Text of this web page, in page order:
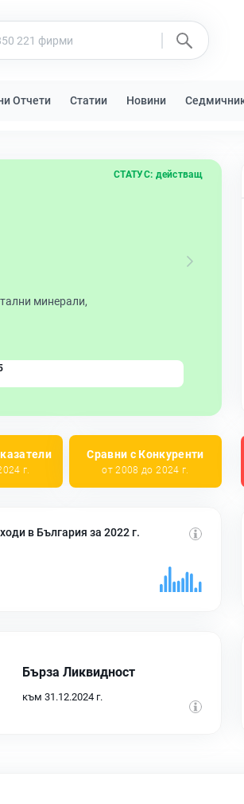
Отчети Статии Новини
СТАТУС: действащ
минерали,
г.
Сравни с Конкуренти
от 2008 до 2024 г.
в България за 2022 г.
Бърза Ликвидност
към 31.12.2024 г.